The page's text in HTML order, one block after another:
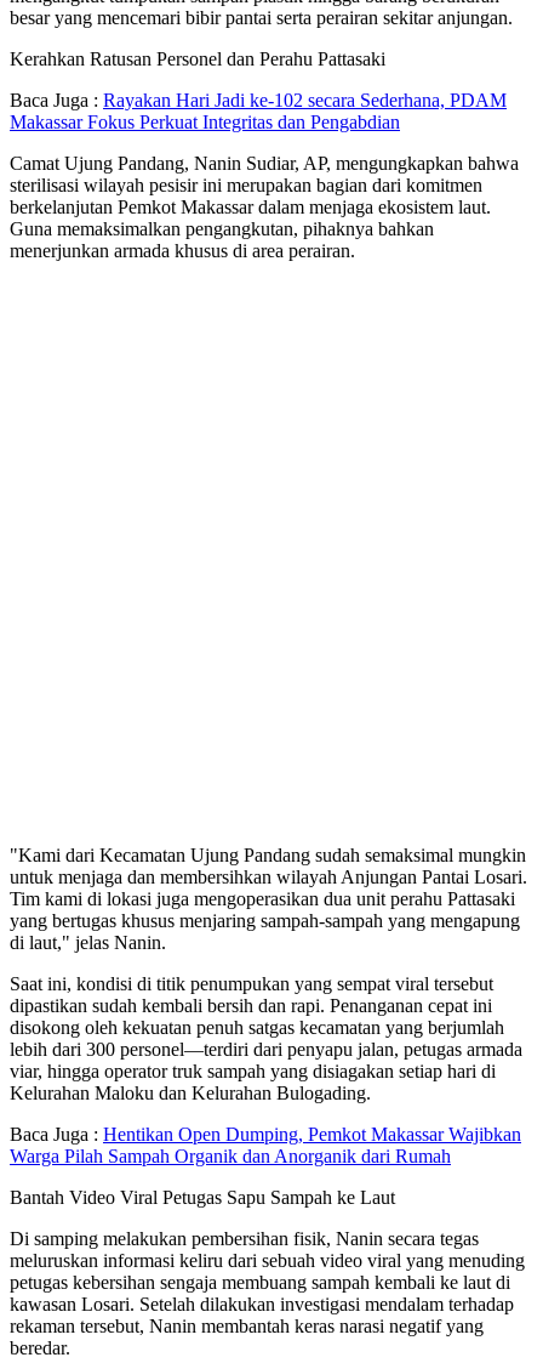
besar yang mencemari bibir pantai serta perairan sekitar anjungan.
Kerahkan Ratusan Personel dan Perahu Pattasaki
Baca Juga : Rayakan Hari Jadi ke-102 secara Sederhana, PDAM
Makassar Fokus Perkuat Integritas dan Pengabdian
Camat Ujung Pandang, Nanin Sudiar, AP, mengungkapkan bahwa
sterilisasi wilayah pesisir ini merupakan bagian dari komitmen
berkelanjutan Pemkot Makassar dalam menjaga ekosistem laut.
Guna memaksimalkan pengangkutan, pihaknya bahkan
menerjunkan armada khusus di area perairan.
"Kami dari Kecamatan Ujung Pandang sudah semaksimal mungkin
untuk menjaga dan membersihkan wilayah Anjungan Pantai Losari.
Tim kami di lokasi juga mengoperasikan dua unit perahu Pattasaki
yang bertugas khusus menjaring sampah-sampah yang mengapung
di laut," jelas Nanin.
Saat ini, kondisi di titik penumpukan yang sempat viral tersebut
dipastikan sudah kembali bersih dan rapi. Penanganan cepat ini
disokong oleh kekuatan penuh satgas kecamatan yang berjumlah
lebih dari 300 personel—terdiri dari penyapu jalan, petugas armada
viar, hingga operator truk sampah yang disiagakan setiap hari di
Kelurahan Maloku dan Kelurahan Bulogading.
Baca Juga : Hentikan Open Dumping, Pemkot Makassar Wajibkan
Warga Pilah Sampah Organik dan Anorganik dari Rumah
Bantah Video Viral Petugas Sapu Sampah ke Laut
Di samping melakukan pembersihan fisik, Nanin secara tegas
meluruskan informasi keliru dari sebuah video viral yang menuding
petugas kebersihan sengaja membuang sampah kembali ke laut di
kawasan Losari. Setelah dilakukan investigasi mendalam terhadap
rekaman tersebut, Nanin membantah keras narasi negatif yang
beredar.